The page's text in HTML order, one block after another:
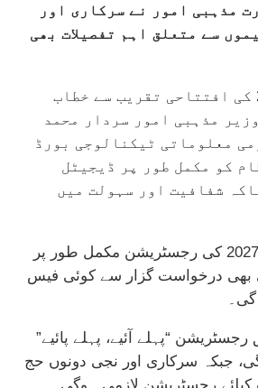
مذہبی امور نے سرکاری اور
سے متعلق اہم تفصیلات بھی
حج رجسٹریشن 2027 کی افتتاحی تقریب سے خطاب
مذہبی امور سردار محمد
معلوماتی ٹیکنالوجی بورڈ
کو مکمل طور پر ڈیجیٹل
شفافیت اور سہولت میں
انہوں نے بتایا کہ حج 2027 کی رجسٹریشن مکمل طور پر
درخواست گزار سے کوئی فیس
“پہلے آئیے، پہلے پائیے”
جبکہ سرکاری اور نجی دونوں حج